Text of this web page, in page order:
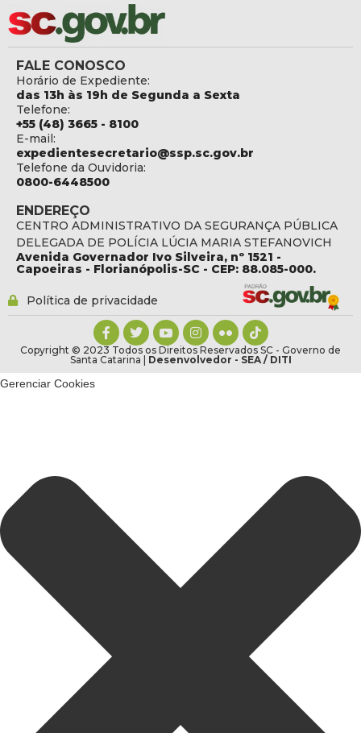
FALE CONOSCO
Horário de Expediente:
das 13h às 19h de Segunda a Sexta
Telefone:
+55 (48) 3665 - 8100
E-mail:
expedientesecretario@ssp.sc.gov.br
Telefone da Ouvidoria:
0800-6448500
ENDEREÇO
CENTRO ADMINISTRATIVO DA SEGURANÇA PÚBLICA
DELEGADA DE POLÍCIA LÚCIA MARIA STEFANOVICH
Avenida Governador Ivo Silveira, nº 1521 -
Capoeiras - Florianópolis-SC - CEP: 88.085-000.
Política de privacidade
Copyright © 2023 Todos os Direitos Reservados SC - Governo de
Santa Catarina | Desenvolvedor - SEA / DITI
Gerenciar Cookies